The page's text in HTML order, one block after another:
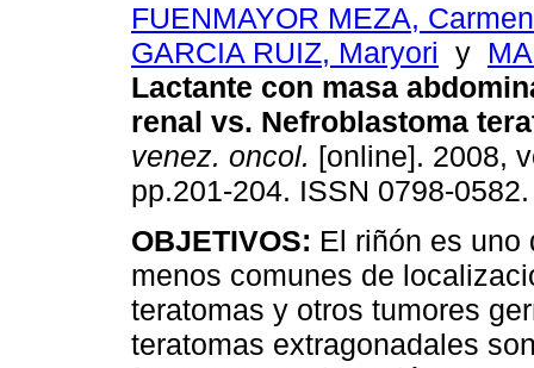
FUENMAYOR MEZA,
GARCIA RUIZ, Maryori y
Lactante con masa
renal vs. Nefroblastoma
venez. oncol. [online]. 2008,
pp.201-204. ISSN 0798-0582.
OBJETIVOS: El riñón es uno
menos comunes de
teratomas y otros tumores
teratomas extragonadales